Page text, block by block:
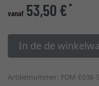
vanaf 53,50 €*
In de de
Artikelnummer: FDM-E038-